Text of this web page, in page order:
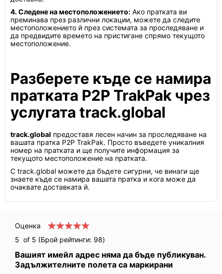
4. Следене на местоположението: Ако пратката ви
преминава през различни локации, можете да следите
местоположението й през системата за проследяване и
да предвидите времето на пристигане спрямо текущото
местоположение.
Разберете къде се намира
пратката P2P TrakPak чрез
услугата track.global
track.global предоставя лесен начин за проследяване на
вашата пратка P2P TrakPak. Просто въведете уникалния
номер на пратката и ще получите информация за
текущото местоположение на пратката.
С track.global можете да бъдете сигурни, че винаги ще
знаете къде се намира вашата пратка и кога може да
очаквате доставката й.
Оценка
5 of 5 (Брой рейтинги: 98)
Вашият имейл адрес няма да бъде публикуван.
Задължителните полета са маркирани